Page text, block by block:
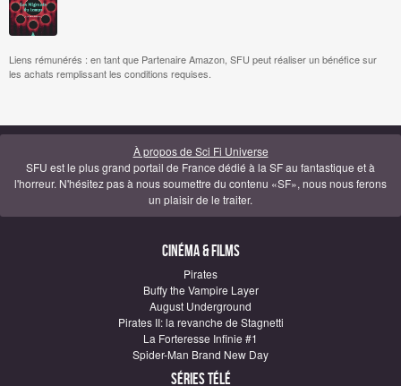
Liens rémunérés : en tant que Partenaire Amazon, SFU peut réaliser un bénéfice sur
les achats remplissant les conditions requises.
À propos de Sci Fi Universe
SFU est le plus grand portail de France dédié à la SF au fantastique et à
l'horreur. N'hésitez pas à nous soumettre du contenu «SF», nous nous ferons
un plaisir de le traiter.
Cinéma & Films
Pirates
Buffy the Vampire Layer
August Underground
Pirates II: la revanche de Stagnetti
La Forteresse Infinie #1
Spider-Man Brand New Day
Séries télé